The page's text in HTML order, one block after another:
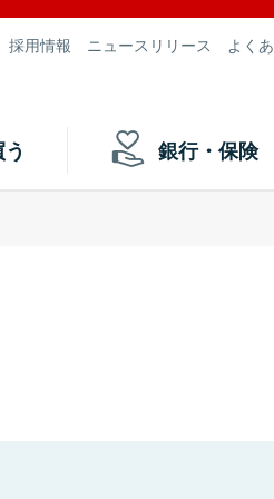
採用情報 ニュースリリース よく
銀行・保険